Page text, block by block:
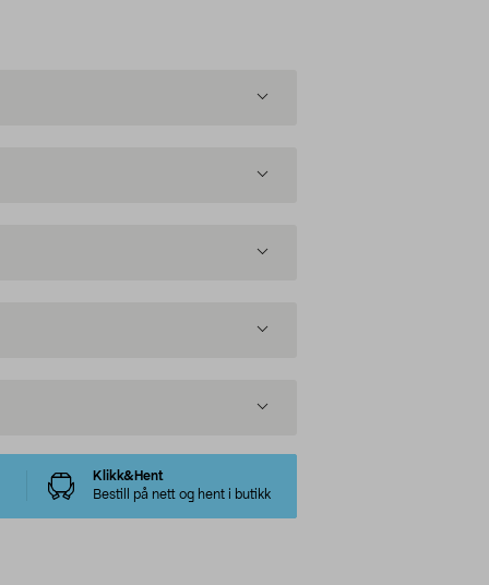
Klikk&Hent
Bestill på nett og hent i butikk